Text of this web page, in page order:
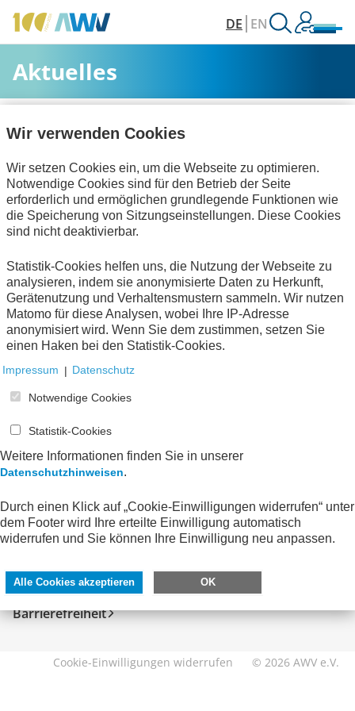
DE EN
Aktuelles
Alle Kategorien
Publikationen
zum Verein
Keine Nachrichten verfügbar.
SERVICE
Impressum
Datenschutzhinweise
Barrierefreiheit
DIREKT ZU
eXTra
AWV-Forum
Cookie-Einwilligungen widerrufen © 2026 AWV e.V.
Wir verwenden Cookies
Wir setzen Cookies ein, um die Webseite zu optimieren.
Notwendige Cookies sind für den Betrieb der Seite
erforderlich und ermöglichen grundlegende Funktionen wie
die Speicherung von Sitzungseinstellungen. Diese Cookies
sind nicht deaktivierbar.
Statistik-Cookies helfen uns, die Nutzung der Webseite zu
analysieren, indem sie anonymisierte Daten zu Herkunft,
Gerätenutzung und Verhaltensmustern sammeln. Wir nutzen
Matomo für diese Analysen, wobei Ihre IP-Adresse
anonymisiert wird. Wenn Sie dem zustimmen, setzen Sie
einen Haken bei den Statistik-Cookies.
Impressum | Datenschutz
Notwendige Cookies
Statistik-Cookies
Weitere Informationen finden Sie in unserer
Datenschutzhinweisen.
Durch einen Klick auf „Cookie-Einwilligungen widerrufen“ unter
dem Footer wird Ihre erteilte Einwilligung automatisch
widerrufen und Sie können Ihre Einwilligung neu anpassen.
Alle Cookies akzeptieren OK